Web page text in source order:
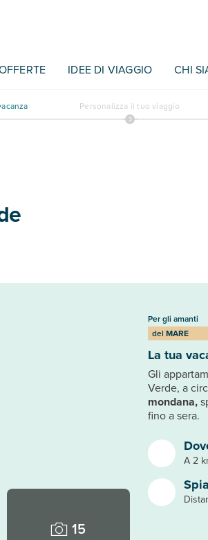
IDEE DI VIAGGIO CHI
Personalizza il tuo viaggio
15
A 2
Per gli amanti
del MARE
La tua
Gli
Verde, a
mondana,
fino a sera.